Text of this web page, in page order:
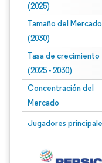
(2025)
Tamaño del Mercado
(2030)
Tasa de crecimiento
(2025 - 2030)
Concentración del
Mercado
Jugadores
Imagen © Mordor